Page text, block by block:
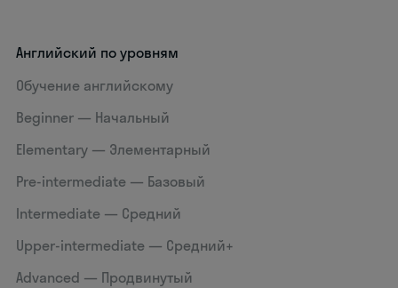
Английский по уровням
Обучение английскому
Beginner — Начальный
Elementary — Элементарный
Pre-intermediate — Базовый
Intermediate — Средний
Upper-intermediate — Средний+
Advanced — Продвинутый